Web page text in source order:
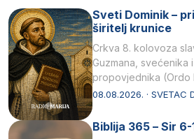
Sveti Dominik –
širitelj krunice
Crkva 8. kolovoza
Guzmana, svećenika
propovjednika (Ordo
Svojim životom,
08.08.2026. · SVETAC
Biblija 365 – Sir 6-